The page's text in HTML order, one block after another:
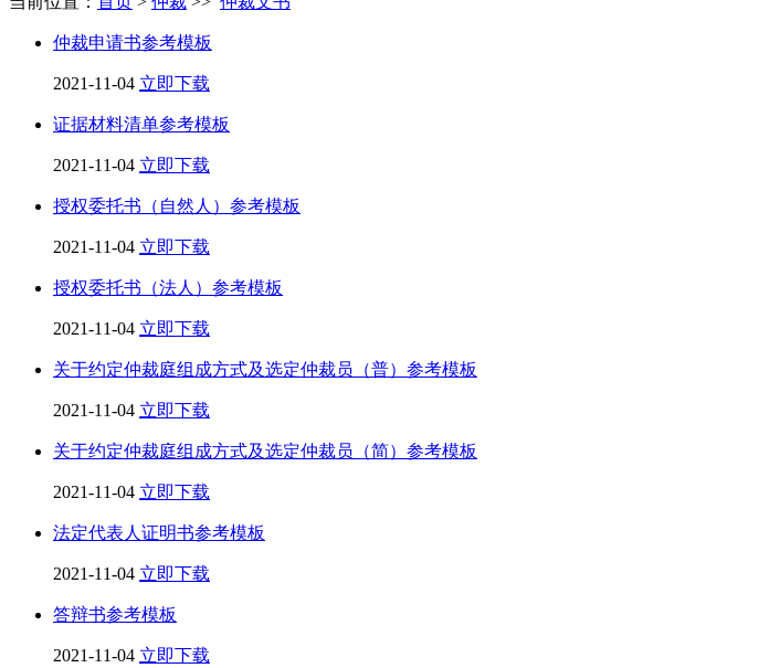
仲裁申请书参考模板
2021-11-04 立即下载
证据材料清单参考模板
2021-11-04 立即下载
授权委托书（自然人）参考模板
2021-11-04 立即下载
授权委托书（法人）参考模板
2021-11-04 立即下载
关于约定仲裁庭组成方式及选定仲裁员（普）参考模板
2021-11-04 立即下载
关于约定仲裁庭组成方式及选定仲裁员（简）参考模板
2021-11-04 立即下载
法定代表人证明书参考模板
2021-11-04 立即下载
答辩书参考模板
2021-11-04 立即下载